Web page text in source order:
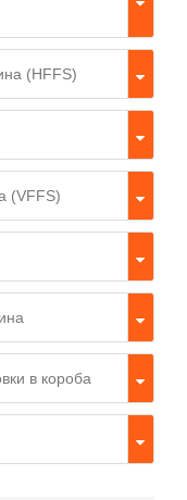
(HFFS)
(VFFS)
в короба